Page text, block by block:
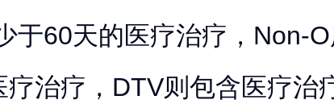
于60天的医疗治疗，Non-
疗治疗，DTV则包含医疗治